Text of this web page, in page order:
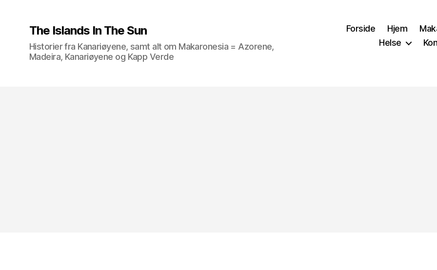
The Islands In The Sun
Historier fra Kanariøyene, samt alt om Makaronesia = Azorene,
Madeira, Kanariøyene og Kapp Verde
Forside Hjem
Helse